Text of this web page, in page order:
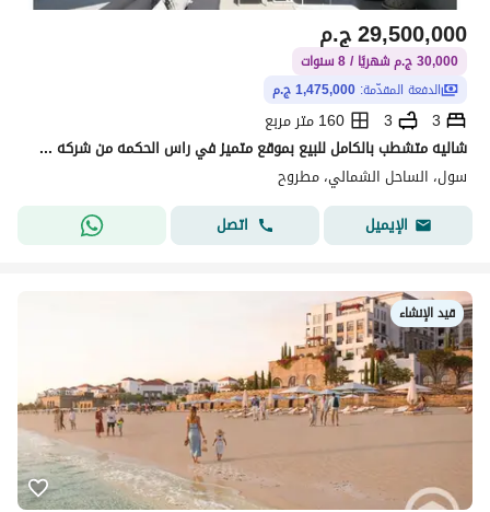
ج.م29,500,000
30,000 ج.م شهريًا / 8 سنوات
الدفعة المقدّمة: 1,475,000 ج.م
3
3
160 متر مربع
شاليه متشطب بالكامل للبيع بموقع متميز في راس الحكمه من شركه سوديك بالتقسيط علي 8 سنوات بارخص سعر
سول، الساحل الشمالي، مطروح
الإيميل
اتصل
قيد الإنشاء